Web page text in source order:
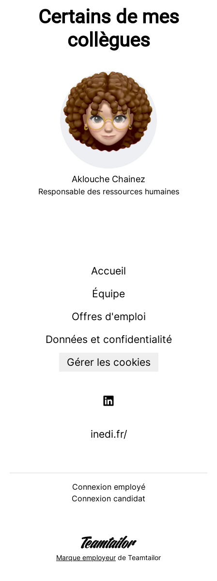
Certains de mes
collègues
Aklouche Chainez
Responsable des ressources humaines
Accueil
Équipe
Offres d'emploi
Données et confidentialité
Gérer les cookies
inedi.fr/
Connexion employé
Connexion candidat
Marque employeur de Teamtailor